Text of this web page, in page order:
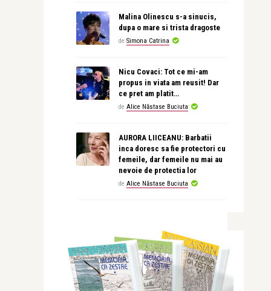
Malina Olinescu s-a sinucis,
dupa o mare si trista dragoste
de Simona Catrina
Nicu Covaci: Tot ce mi-am
propus in viata am reusit! Dar
ce pret am platit…
de Alice Năstase Buciuta
AURORA LIICEANU: Barbatii
inca doresc sa fie protectori cu
femeile, dar femeile nu mai au
nevoie de protectia lor
de Alice Năstase Buciuta